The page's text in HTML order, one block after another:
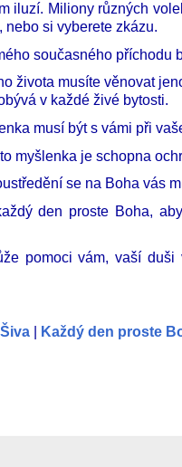
iluzí. Miliony různých
nebo si vyberete zkázu.
současného příchodu
života musíte věnovat
v každé živé bytosti.
musí být s vámi při
myšlenka je schopna
se na Boha vás
den proste Boha,
pomoci vám, vaší
Šiva Každý den proste